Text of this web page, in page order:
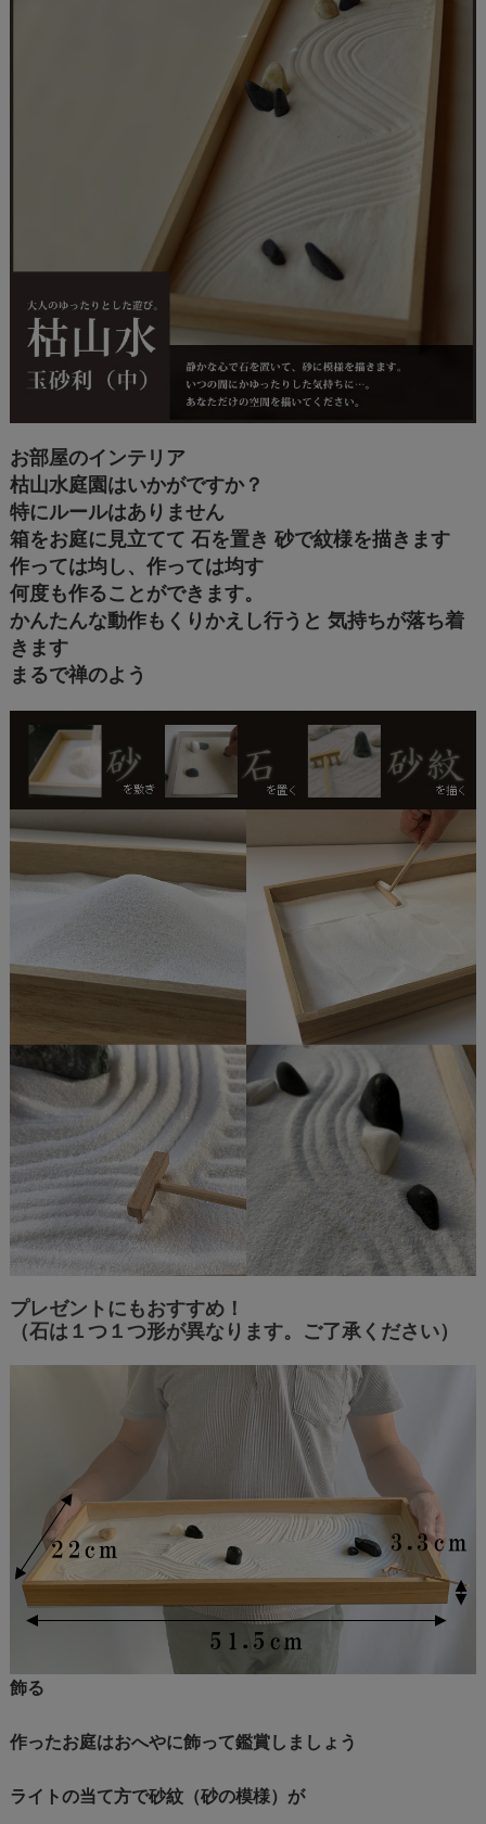
お部屋のインテリア
枯山水庭園はいかがですか？
特にルールはありません
箱をお庭に見立てて 石を置き 砂で紋様を描きます
作っては均し、作っては均す
何度も作ることができます。
かんたんな動作もくりかえし行うと 気持ちが落ち着
きます
まるで禅のよう
プレゼントにもおすすめ！
（石は１つ１つ形が異なります。ご了承ください）
飾る
作ったお庭はおへやに飾って鑑賞しましょう
ライトの当て方で砂紋（砂の模様）が